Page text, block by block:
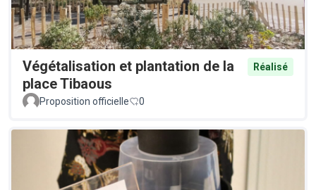
Végétalisation et plantation de la
place Tibaous
Réalisé
Proposition officielle 0